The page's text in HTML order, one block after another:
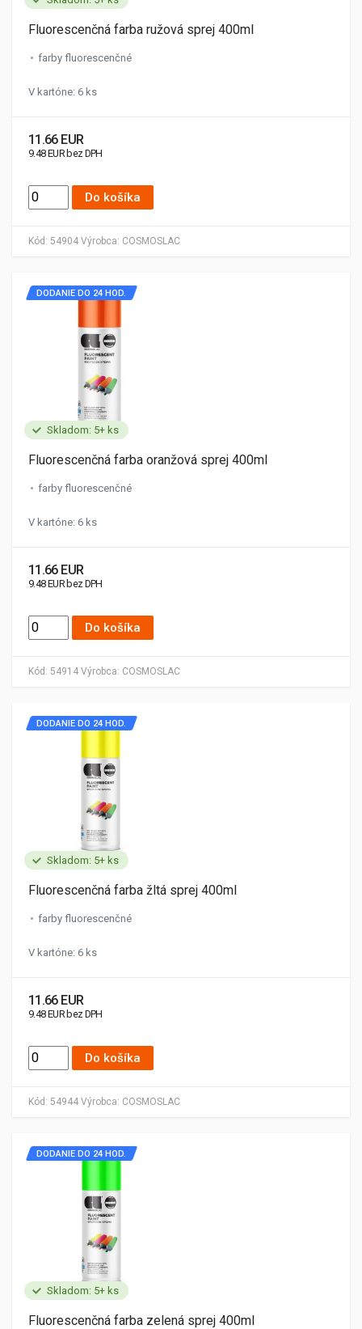
Kód: 54904 Výrobca: COSMOSLAC
Fluorescenčná farba ružová sprej 400ml
farby fluorescenčné
V kartóne: 6 ks
11.66 EUR
9.48 EUR bez DPH
Do košíka
Skladom: 5+ ks
Kód: 54914 Výrobca: COSMOSLAC
DODANIE DO 24 HOD.
Fluorescenčná farba oranžová sprej 400ml
farby fluorescenčné
V kartóne: 6 ks
11.66 EUR
9.48 EUR bez DPH
Do košíka
Skladom: 5+ ks
Kód: 54944 Výrobca: COSMOSLAC
DODANIE DO 24 HOD.
Fluorescenčná farba žltá sprej 400ml
farby fluorescenčné
V kartóne: 6 ks
11.66 EUR
9.48 EUR bez DPH
Do košíka
Skladom: 5+ ks
DODANIE DO 24 HOD.
Fluorescenčná farba zelená sprej 400ml